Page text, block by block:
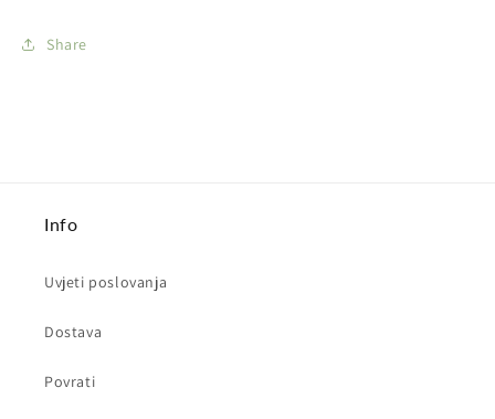
Share
Info
Uvjeti poslovanja
Dostava
Povrati